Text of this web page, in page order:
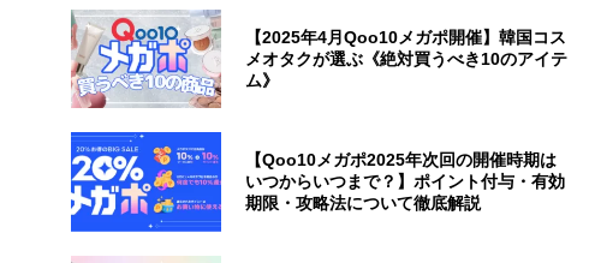
【2025年4月Qoo10メガポ開催】韓国コス
メオタクが選ぶ《絶対買うべき10のアイテ
ム》
【Qoo10メガポ2025年次回の開催時期は
いつからいつまで？】ポイント付与・有効
期限・攻略法について徹底解説